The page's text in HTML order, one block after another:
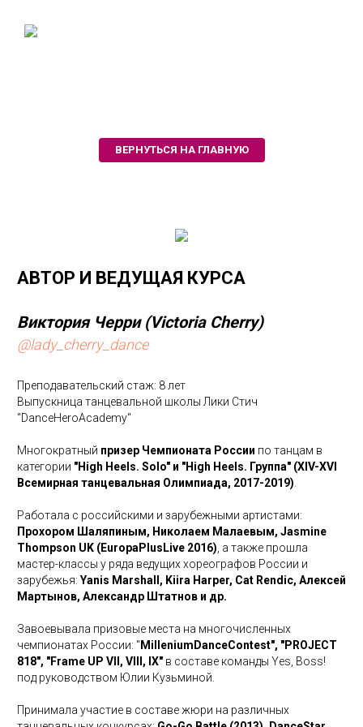
ВЕРНУТЬСЯ НА ГЛАВНУЮ
АВТОР И ВЕДУЩАЯ КУРСА
Виктория Черри (Victoria Cherry)
@lady_cherry_dance
Преподавательский стаж: 8 лет
Выпускница танцевальной школы Лики Стич
"DanceHeroAcademy"
Многократный призер Чемпионата России по танцам в
категории "High Heels. Solo" и "High Heels. Группа" (XIV-XVI
Всемирная танцевальная Олимпиада, 2017-2019).
Работала с российскими и зарубежными артистами:
Прохором Шаляпиным, Николаем Малаевым, Jasmine
Thompson UK (EuropaPlusLive 2016), а также прошла
мастер-классы у ряда ведущих хореографов России и
зарубежья: Yanis Marshall, Kiira Harper, Cat Rendic, Алексей
Мартынов, Александр Штатнов и др.
Завоевывала призовые места на многочисленных
чемпионатах России: " MilleniumDanceContest", "PROJECT
818", "Frame UP VII, VIII, IX" в составе команды Yes, Boss!
под руководством Юлии Кузьминой.
Принимала участие в составе жюри на различных